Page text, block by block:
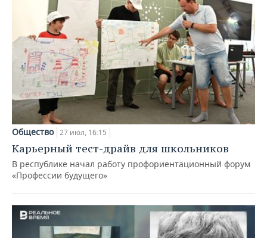
Общество 27 июл, 16:15
Карьерный тест-драйв для школьников
В республике начал работу профориентационный форум
«Профессии будущего»